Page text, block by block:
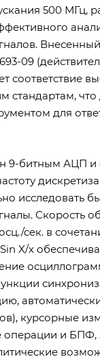
500 МГц,
09
соответствие
стандартам, что
для
9-битным АЦП и
исследовать
Скорость
сек. в
X/х
курсорные
операции и БПФ,